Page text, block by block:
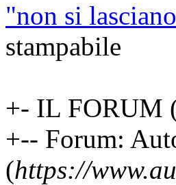
"non si
stampabile
+- IL FORUM
+-- Forum:
(https://